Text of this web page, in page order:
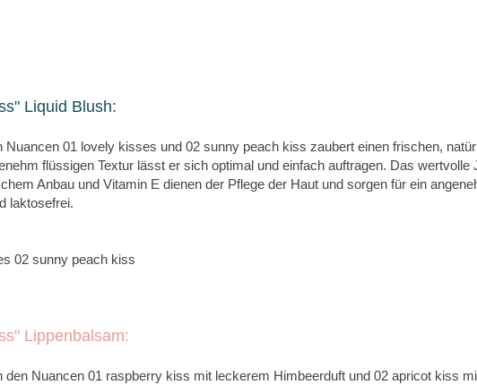
Liquid Blush:
Nuancen 01 lovely kisses und 02 sunny peach kiss zaubert einen frischen,
flüssigen Textur lässt er sich optimal und einfach auftragen. Das wertvolle
Anbau und Vitamin E dienen der Pflege der Haut und sorgen für ein
laktosefrei.
02 sunny peach kiss
Lippenbalsam:
den Nuancen 01 raspberry kiss mit leckerem Himbeerduft und 02 apricot kiss